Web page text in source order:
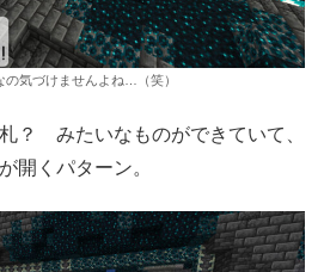
の気づけませんよね…（笑）
？ みたいなものができていて、
開くパターン。